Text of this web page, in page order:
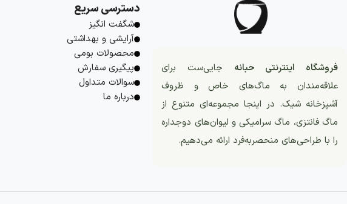
فروشگاه اینترنتی حبانه جایی‌ست برای
علاقه‌مندان به ماگ‌های خاص و ظروف
آشپزخانه شیک. در اینجا مجموعه‌ای متنوع از
ماگ فانتزی، ماگ سرامیکی و لیوان‌های دوجداره
را با طراحی‌های منحصربه‌فرد ارائه می‌دهیم.
دسترسی سریع
شگفت انگیز
آرایشی و بهداشتی
محصولات بومی
پیگیری سفارش
سوالات متداول
درباره ما